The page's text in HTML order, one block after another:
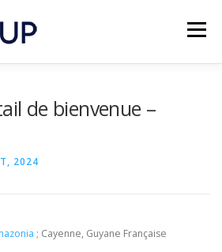
Menu
de bienvenue –
2024
; Cayenne, Guyane Française